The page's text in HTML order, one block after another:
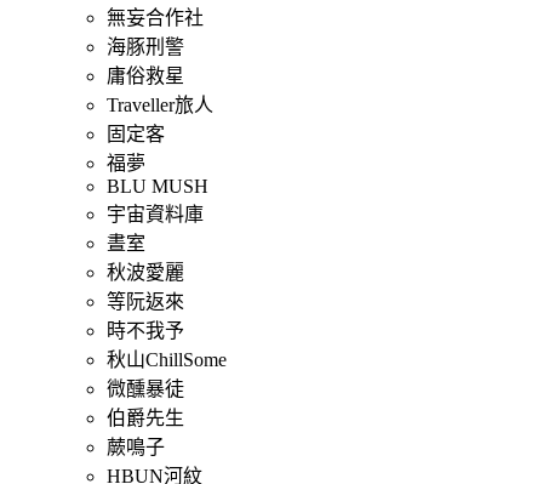
無妄合作社
海豚刑警
庸俗救星
Traveller旅人
固定客
福夢
BLU MUSH
宇宙資料庫
晝室
秋波愛麗
等阮返來
時不我予
秋山ChillSome
微醺暴徒
伯爵先生
蕨鳴子
HBUN河紋